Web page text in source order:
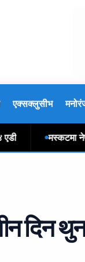
एक्सक्लुसीभ
मस्कटमा
दिन